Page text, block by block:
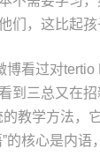
们，这比起
博看过对
到三总又在
教学方法，
的核心是内语